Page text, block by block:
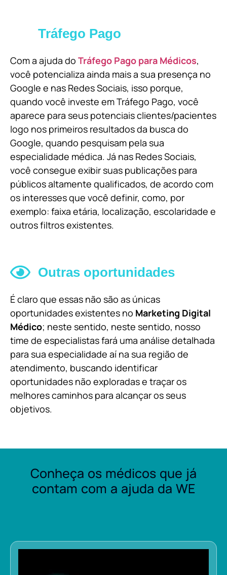
Tráfego Pago
Com a ajuda do Tráfego Pago para Médicos,
você potencializa ainda mais a sua presença no
Google e nas Redes Sociais, isso porque,
quando você investe em Tráfego Pago, você
aparece para seus potenciais clientes/pacientes
logo nos primeiros resultados da busca do
Google, quando pesquisam pela sua
especialidade médica. Já nas Redes Sociais,
você consegue exibir suas publicações para
públicos altamente qualificados, de acordo com
os interesses que você definir, como, por
exemplo: faixa etária, localização, escolaridade e
outros filtros existentes.
Outras oportunidades
É claro que essas não são as únicas
oportunidades existentes no Marketing Digital
Médico; neste sentido, neste sentido, nosso
time de especialistas fará uma análise detalhada
para sua especialidade aí na sua região de
atendimento, buscando identificar
oportunidades não exploradas e traçar os
melhores caminhos para alcançar os seus
objetivos.
Conheça os médicos que já
contam com a ajuda da WE